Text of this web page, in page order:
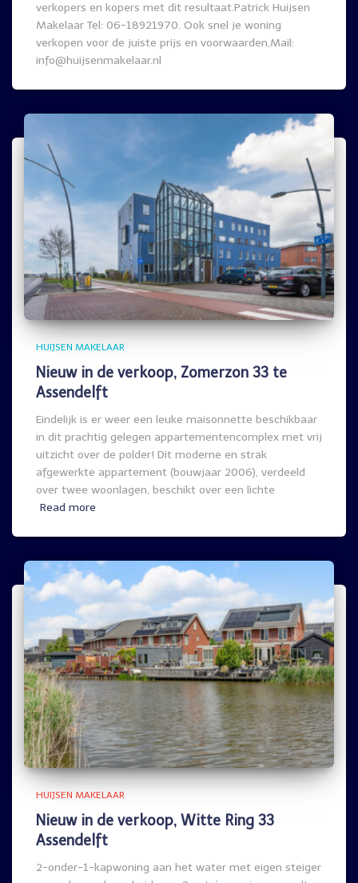
verkopers en kopers met dit resultaat.Patrick Huijsen
Makelaar Tel: 06-18921970. Ook snel je woning
verkopen voor de juiste prijs en voorwaarden,Mail:
info@huijsenmakelaar.nl
HUIJSEN MAKELAAR
Nieuw in de verkoop, Zomerzon 33 te
Assendelft
Eindelijk is er weer een leuke maisonnette beschikbaar
in dit prachtig gelegen appartementencomplex met vrij
uitzicht over de polder! Dit moderne en strak
afgewerkte appartement (bouwjaar 2006), verdeeld
over twee woonlagen, beschikt over een lichte
Read more
HUIJSEN MAKELAAR
Nieuw in de verkoop, Witte Ring 33
Assendelft
2-onder-1-kapwoning aan het water met eigen steiger